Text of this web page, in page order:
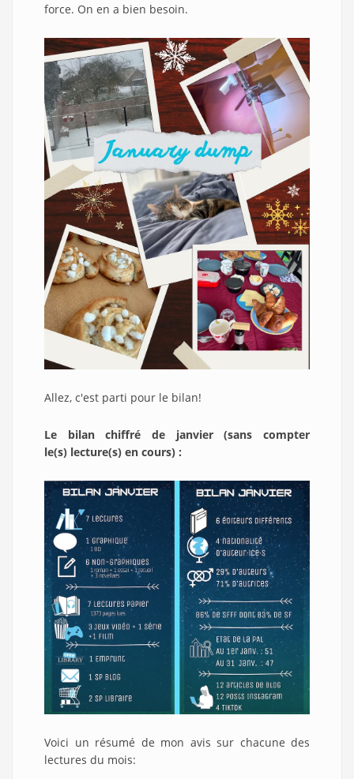
force. On en a bien besoin.
Allez, c'est parti pour le bilan!
Le bilan chiffré de janvier (sans compter
le(s) lecture(s) en cours) :
Voici un résumé de mon avis sur chacune des
lectures du mois: